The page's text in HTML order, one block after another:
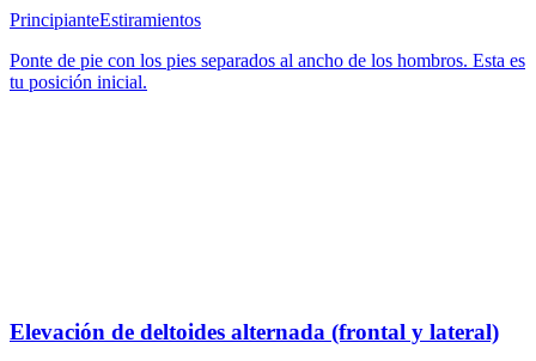
PrincipianteEstiramientos
Ponte de pie con los pies separados al ancho de los hombros. Esta es
tu posición inicial.
Elevación de deltoides alternada (frontal y lateral)